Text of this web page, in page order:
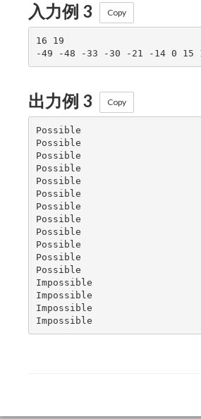
入力例 3 Copy
16 19
出力例 3 Copy
Possible
Possible
Possible
Possible
Possible
Possible
Possible
Possible
Possible
Possible
Possible
Possible
Impossible
Impossible
Impossible